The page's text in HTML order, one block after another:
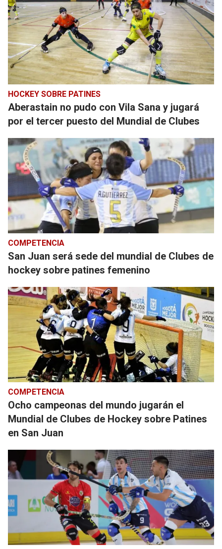
HOCKEY SOBRE PATINES
Aberastain no pudo con Vila Sana y jugará
por el tercer puesto del Mundial de Clubes
COMPETENCIA
San Juan será sede del mundial de Clubes de
hockey sobre patines femenino
COMPETENCIA
Ocho campeonas del mundo jugarán el
Mundial de Clubes de Hockey sobre Patines
en San Juan